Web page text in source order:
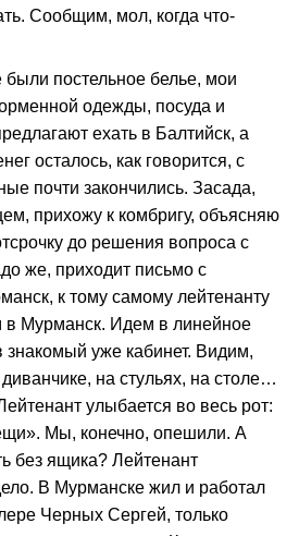
Сообщим, мол, когда что-
постельное белье, мои
одежды, посуда и
ехать в Балтийск, а
осталось, как говорится, с
почти закончились. Засада,
прихожу к комбригу, объясняю
до решения вопроса с
же, приходит письмо с
к тому самому лейтенанту
Мурманск. Идем в линейное
знакомый уже кабинет. Видим,
на стульях, на столе…
улыбается во весь рот:
Мы, конечно, опешили. А
без ящика? Лейтенант
В Мурманске жил и работал
Черных Сергей, только